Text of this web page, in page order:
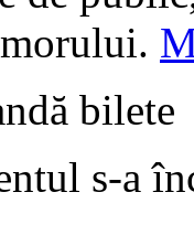
bilete
s-a